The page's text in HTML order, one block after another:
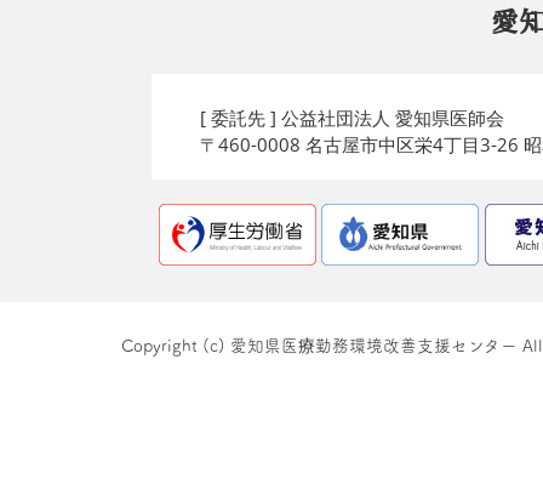
愛
[ 委託先 ] 公益社団法人 愛知県医師会
〒460-0008 名古屋市中区栄4丁目3-26
Copyright (c) 愛知県医療勤務環境改善支援センター